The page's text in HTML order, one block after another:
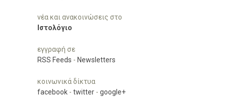
νέα και ανακοινώσεις στο
Ιστολόγιο
εγγραφή σε
RSS Feeds - Newsletters
κοινωνικά δίκτυα
facebook - twitter - google+